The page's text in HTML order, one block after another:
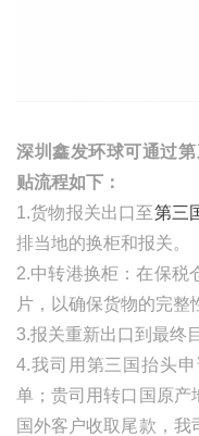
深圳鑫发环球可通过
贴流程如下：
1.货物报关出口至第三
排当地的换柜和报关。
2.中转港换柜：在保税
片，以确保货物的完整
3.报关重新出口到最终
4.我司用第三国抬头
单；贵司用转口国原产
国外客户收取尾款，我